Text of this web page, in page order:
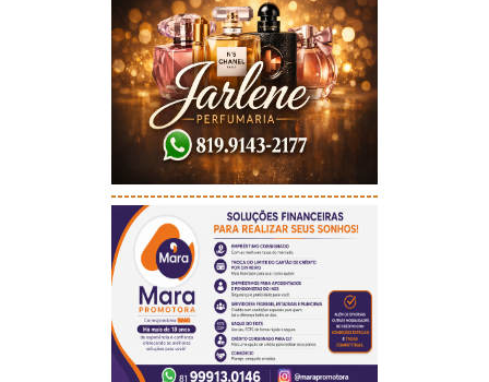
-----------------------------------------